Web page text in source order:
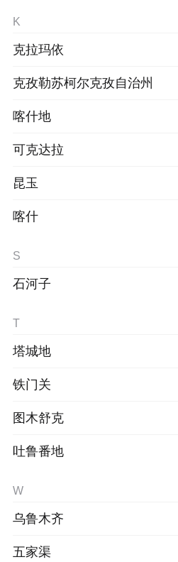
K
克拉玛依
克孜勒苏柯尔克孜自治州
喀什地
可克达拉
昆玉
喀什
S
石河子
T
塔城地
铁门关
图木舒克
吐鲁番地
W
乌鲁木齐
五家渠